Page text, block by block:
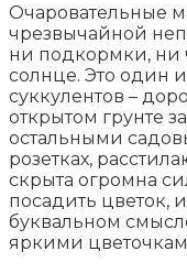
Очаровательные
чрезвычайной
ни подкормки, ни
солнце. Это один
суккулентов –
открытом грунте
остальными
розетках,
скрыта огромна
посадить цветок,
буквальном
яркими